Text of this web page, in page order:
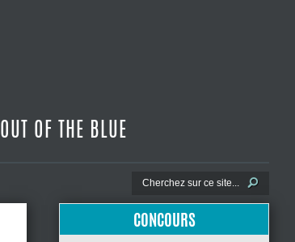
OUT OF THE BLUE
CONCOURS